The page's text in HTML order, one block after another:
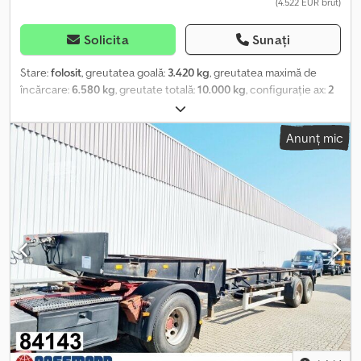
Solicita Sunați
Stare:folosit, greutatea goală: 3.420 kg, greutatea maximă de
încărcare:6.580 kg , greutate totală:10.000 kg , configurație ax: 2
09/2012, lungimea spațiului de încărcare:
7.300 mm, lățimea spațiului de încărcare:2.480 mm, înălțime
spațiu de încărcare:
2.400 mm, suspensie:
, dimensiunea
anvelopei:
235/75 R17.5 , An de fabricație:
Inspecția tehnică germană (TÜV) este obligatorie în mai 2026. Nu
este o remorcă Krone, ci una produsă de Tang! Tang ZK 107,
remorcă tandem cu cutie. Masa maximă autorizată: 10.000 kg
Masa proprie: 3.420 kg Djdsznwgbspfx Alaock Masa maximă admisă
pe osie: 6.580 kg Axe Gigant, Uși tip portal, 3 bare de fixare,
Suspensie pneumatică. Dimensiunea anvelopelor: 235/75 R17.5 Se
pot oferi servicii suplimentare! Plăcuțe de înmatriculare pentru
export (roșii / 30 de zile), Germania. Plăcuțe de înmatriculare
temporare (galbene / 5 zile), Germania. Se pot obține plăcuțe de
înmatriculare de tranzit pentru Austria. Livrarea vehiculului
(contra cost). Informațiile prezentate pe internet sunt descrieri
Anunț mic